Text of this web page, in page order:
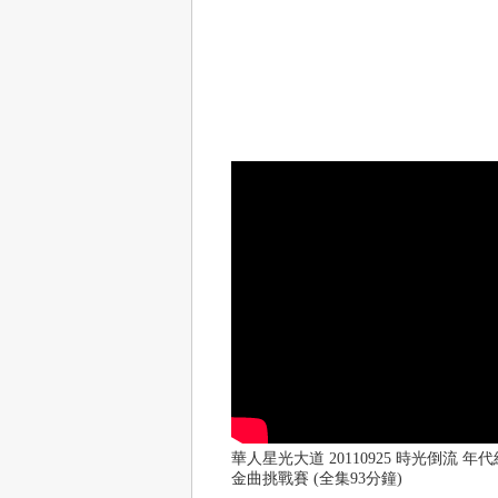
華人星光大道 20110925 時光倒流 年代
金曲挑戰賽 (全集93分鐘)